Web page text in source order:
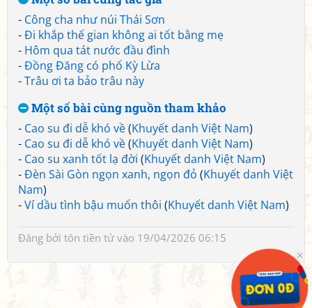
- Công cha như núi Thái Sơn
-Đi khắp thế gian không ai tốt bằng mẹ
- Hôm qua tát nước đầu đình
-Đồng Đăng có phố Kỳ Lừa
-Trâu ơi ta bảo trâu này
Một số bài cùng nguồn tham khảo
- Cao su đi dễ khó về(Khuyết danh Việt Nam)
- Cao su đi dễ khó về(Khuyết danh Việt Nam)
- Cao su xanh tốt lạ đời (Khuyết danh Việt Nam)
-Đèn Sài Gòn ngọn xanh, ngọn đỏ (Khuyết danh Việt
Nam)
-Ví dầu tình bậu muốn thôi (Khuyết danh Việt Nam)
Đăng bởi tôn tiền tửvào 19/04/2026 06:15